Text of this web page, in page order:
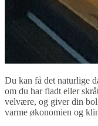
Du kan få det naturlige
om du har fladt eller
velvære, og giver din
varme økonomien og